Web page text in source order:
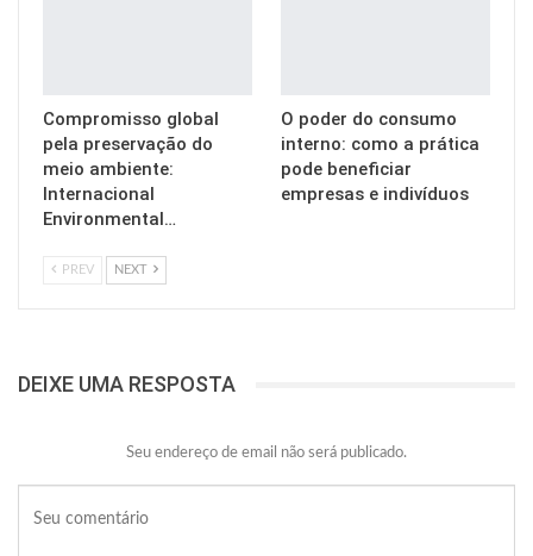
Compromisso global
pela preservação do
meio ambiente:
Internacional
Environmental…
O poder do consumo
interno: como a prática
pode beneficiar
empresas e indivíduos
PREV NEXT
DEIXE UMA RESPOSTA
Seu endereço de email não será publicado.